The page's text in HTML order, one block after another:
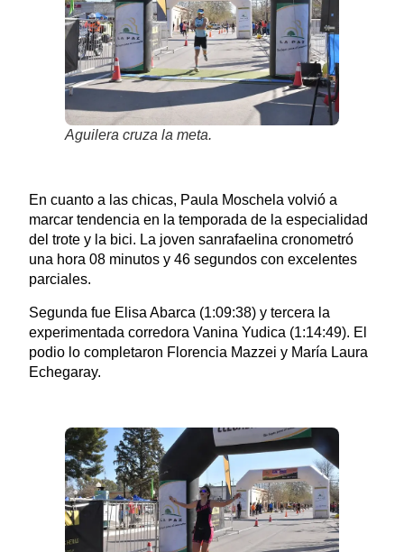
Aguilera cruza la meta.
En cuanto a las chicas, Paula Moschela volvió a
marcar tendencia en la temporada de la especialidad
del trote y la bici. La joven sanrafaelina cronometró
una hora 08 minutos y 46 segundos con excelentes
parciales.
Segunda fue Elisa Abarca (1:09:38) y tercera la
experimentada corredora Vanina Yudica (1:14:49). El
podio lo completaron Florencia Mazzei y María Laura
Echegaray.